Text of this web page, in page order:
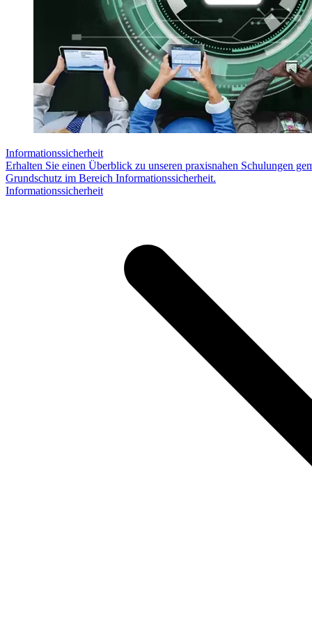
Informationssicherheit
Erhalten Sie einen Überblick zu unseren praxisnahen Schulungen
Grundschutz im Bereich Informationssicherheit.
Informationssicherheit